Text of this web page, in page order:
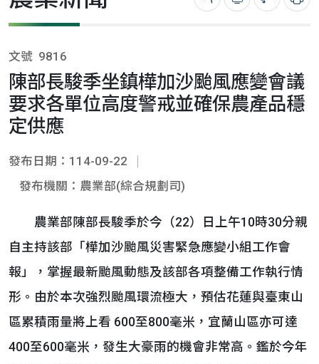
回上一頁錯誤回報
分享 列
文號 9816
陳部長駿季坐鎮樺加沙颱風應變會議
要求各單位高度警戒並確保農產品穩
定供應
發布日期：114-09-22
發布機關：農業部(綜合規劃司)
農業部陳部長駿季於今（22）日上午10時30分親
自主持該部「樺加沙颱風災害緊急應變小組工作會
報」，掌握最新颱風動態及該部各項整備工作執行情
形。由於本次強烈颱風環流極大，預估花蓮與臺東山
區累積雨量將上看 600至800毫米，宜蘭山區亦可達
400至600毫米，發生大豪雨的機會非常高。鑑於今年